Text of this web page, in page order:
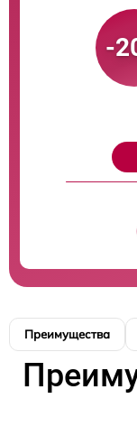
-
Преимущества